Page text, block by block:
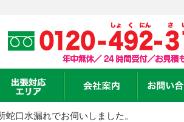
口水漏れでお伺いしました。